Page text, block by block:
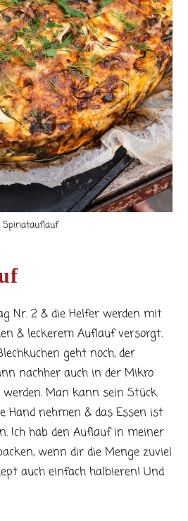
Spinatauflauf
Nr. 2 & die Helfer werden mit
& leckerem Auflauf versorgt.
geht noch, der
nachher auch in der Mikro
Man kann sein Stück
Hand nehmen & das Essen ist
Ich hab den Auflauf in meiner
wenn dir die Menge zuviel
auch einfach halbieren! Und